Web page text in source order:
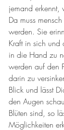
jemand erkennt,
Da muss
werden. Sie
Kraft in sich und
in die Hand zu
werden auf den
darin zu
Blick und lässt
den Augen
Blüten sind, so
Möglichkeiten